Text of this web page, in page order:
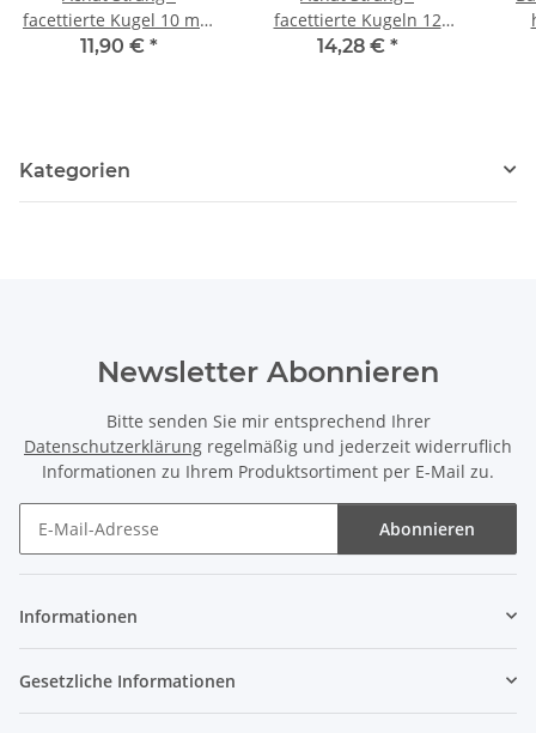
facettierte Kugel 10 mm
grau, Länge 38 cm /1853
11,90 € *
facettierte Kugeln 12
mm grau, Länge 37 cm
14,28 € *
Kategorien
Newsletter Abonnieren
Bitte senden Sie mir entsprechend Ihrer
Datenschutzerklärung regelmäßig und jederzeit widerruflich
Informationen zu Ihrem Produktsortiment per E-Mail zu.
Abonnieren
Informationen
Gesetzliche Informationen